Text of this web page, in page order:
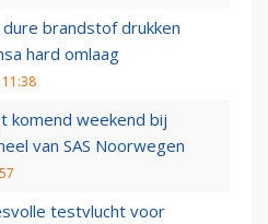
dure brandstof drukken
hard omlaag
komend weekend bij
van SAS Noorwegen
testvlucht voor